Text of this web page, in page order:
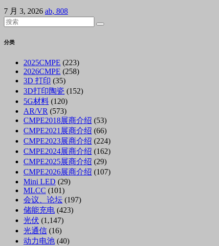
7 月 3, 2026 ab, 808
分类
2025CMPE (223)
2026CMPE (258)
3D 打印 (35)
3D打印陶瓷 (152)
5G材料 (120)
AR/VR (573)
CMPE2018展商介绍 (53)
CMPE2021展商介绍 (66)
CMPE2023展商介绍 (224)
CMPE2024展商介绍 (162)
CMPE2025展商介绍 (29)
CMPE2026展商介绍 (107)
Mini LED (29)
MLCC (101)
会议、论坛 (197)
储能充电 (423)
光伏 (1,147)
光通信 (16)
动力电池 (40)